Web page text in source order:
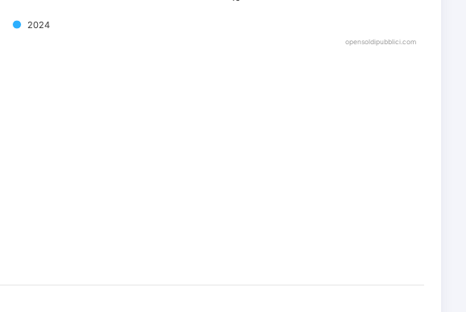
2024
opensoldipubblici.com